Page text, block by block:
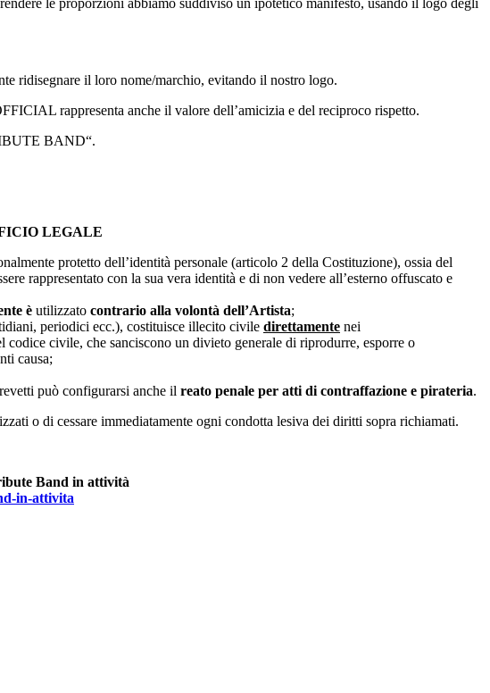
ridisegnare il loro nome/marchio, evitando il nostro logo.
rappresenta anche il valore dell’amicizia e del reciproco rispetto.
BAND“.
LEGALE
protetto dell’identità personale (articolo 2 della Costituzione), ossia del
rappresentato con la sua vera identità e di non vedere all’esterno offuscato e
è utilizzato contrario alla volontà dell’Artista;
periodici ecc.), costituisce illecito civile direttamente nei
civile, che sanciscono un divieto generale di riprodurre, esporre o
causa;
può configurarsi anche il reato penale per atti di contraffazione e pirateria.
o di cessare immediatamente ogni condotta lesiva dei diritti sopra richiamati.
Band in attività
in-attivita